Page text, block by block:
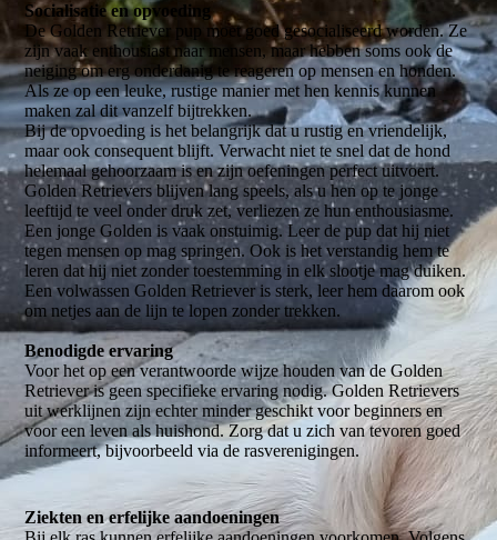
Socialisatie en opvoeding
De Golden Retriever pup moet goed gesocialiseerd worden. Ze
zijn vaak enthousiast naar mensen, maar hebben soms ook de
neiging om erg onderdanig te reageren op mensen en honden.
Als ze op een leuke, rustige manier met hen kennis kunnen
maken zal dit vanzelf bijtrekken.
Bij de opvoeding is het belangrijk dat u rustig en vriendelijk,
maar ook consequent blijft. Verwacht niet te snel dat de hond
helemaal gehoorzaam is en zijn oefeningen perfect uitvoert.
Golden Retrievers blijven lang speels, als u hen op te jonge
leeftijd te veel onder druk zet, verliezen ze hun enthousiasme.
Een jonge Golden is vaak onstuimig. Leer de pup dat hij niet
tegen mensen op mag springen. Ook is het verstandig hem te
leren dat hij niet zonder toestemming in elk slootje mag duiken.
Een volwassen Golden Retriever is sterk, leer hem daarom ook
om netjes aan de lijn te lopen zonder trekken.
Benodigde ervaring
Voor het op een verantwoorde wijze houden van de Golden
Retriever is geen specifieke ervaring nodig. Golden Retrievers
uit werklijnen zijn echter minder geschikt voor beginners en
voor een leven als huishond. Zorg dat u zich van tevoren goed
informeert, bijvoorbeeld via de rasverenigingen.
Ziekten en erfelijke aandoeningen